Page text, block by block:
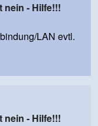
nein - Hilfe!!!
LAN evtl.
nein - Hilfe!!!